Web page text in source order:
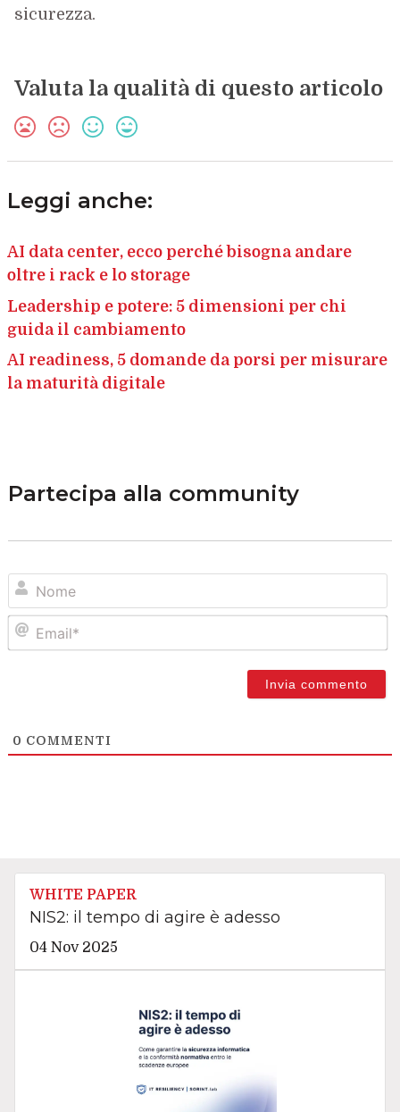
sicurezza.
Valuta la qualità di questo articolo
Leggi anche:
AI data center, ecco perché bisogna andare
oltre i rack e lo storage
Leadership e potere: 5 dimensioni per chi
guida il cambiamento
AI readiness, 5 domande da porsi per misurare
la maturità digitale
Partecipa alla community
0 COMMENTI
WHITE PAPER
NIS2: il tempo di agire è adesso
04 Nov 2025